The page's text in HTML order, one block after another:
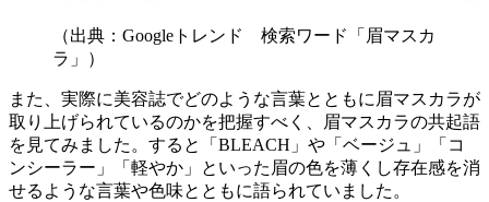
（出典：Googleトレンド 検索ワード「眉マスカ
ラ」）
また、実際に美容誌でどのような言葉とともに眉マスカラが
取り上げられているのかを把握すべく、眉マスカラの共起語
を見てみました。すると「BLEACH」や「ベージュ」「コ
ンシーラー」「軽やか」といった眉の色を薄くし存在感を消
せるような言葉や色味とともに語られていました。